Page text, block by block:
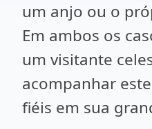
um anjo ou o
Em ambos os
um visitante
acompanhar
fiéis em sua